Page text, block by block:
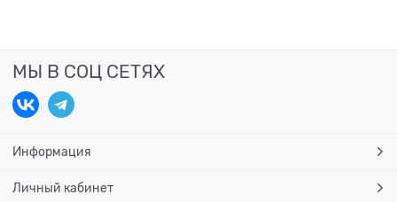
МЫ В СОЦ СЕТЯХ
Информация
Личный кабинет